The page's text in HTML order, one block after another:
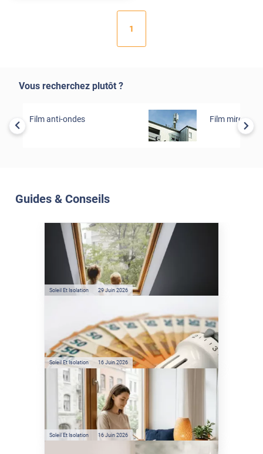
1
Vous recherchez plutôt ?
Film anti-ondes Film miroir
Guides & Conseils
Véranda et Velux : Comment
bloquer jusqu'à 80% de
l'énergie solaire sans
climatisation ?
Soleil Et Isolation 29 Juin 2026
Film anti-chaleur : quelles
sont les économies d’énergie
réelles ?
Soleil Et Isolation 16 Juin 2026
Préservez votre logement de
la chaleur : les conseils de
Jamy de C'est Pas Sorcier
Soleil Et Isolation 16 Juin 2026